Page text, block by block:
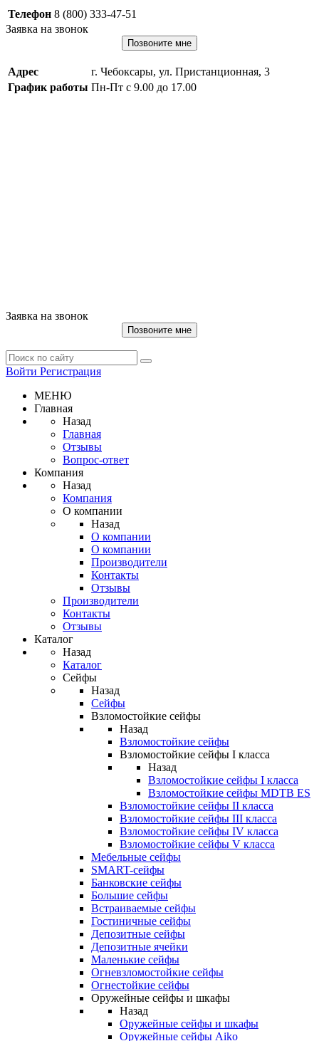
Телефон 8 (800) 333-47-51
Заявка на звонок
Позвоните мне
Адрес
г. Чебоксары, ул. Пристанционная, 3
График работы Пн-Пт с 9.00 до 17.00
Заявка на звонок
Позвоните мне
Войти Регистрация
МЕНЮ
Главная
Назад
Главная
Отзывы
Вопрос-ответ
Компания
Назад
Компания
О компании
Назад
О компании
О компании
Производители
Контакты
Отзывы
Производители
Контакты
Отзывы
Каталог
Назад
Каталог
Сейфы
Назад
Сейфы
Взломостойкие сейфы
Назад
Взломостойкие сейфы
Взломостойкие сейфы I класса
Назад
Взломостойкие сейфы I класса
Взломостойкие сейфы MDTB ES
Взломостойкие сейфы II класса
Взломостойкие сейфы III класса
Взломостойкие сейфы IV класса
Взломостойкие сейфы V класса
Мебельные сейфы
SMART-сейфы
Банковские сейфы
Большие сейфы
Встраиваемые сейфы
Гостиничные сейфы
Депозитные сейфы
Депозитные ячейки
Маленькие сейфы
Огневзломостойкие сейфы
Огнестойкие сейфы
Оружейные сейфы и шкафы
Назад
Оружейные сейфы и шкафы
Оружейные сейфы Aiko